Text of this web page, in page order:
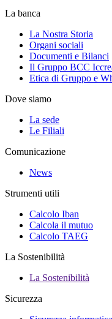
La banca
La Nostra Storia
Organi sociali
Documenti e Bilanci
Il Gruppo BCC
Etica di Gruppo e
Dove siamo
La sede
Le Filiali
Comunicazione
News
Strumenti utili
Calcolo Iban
Calcola il mutuo
Calcolo TAEG
La Sostenibilità
La Sostenibilità
Sicurezza